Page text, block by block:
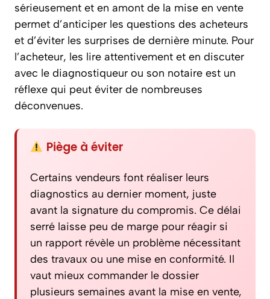
sérieusement et en amont de la mise en vente
permet d’anticiper les questions des acheteurs
et d’éviter les surprises de dernière minute. Pour
l’acheteur, les lire attentivement et en discuter
avec le diagnostiqueur ou son notaire est un
réflexe qui peut éviter de nombreuses
déconvenues.
Piège à éviter
Certains vendeurs font réaliser leurs
diagnostics au dernier moment, juste
avant la signature du compromis. Ce délai
serré laisse peu de marge pour réagir si
un rapport révèle un problème nécessitant
des travaux ou une mise en conformité. Il
vaut mieux commander le dossier
plusieurs semaines avant la mise en vente,